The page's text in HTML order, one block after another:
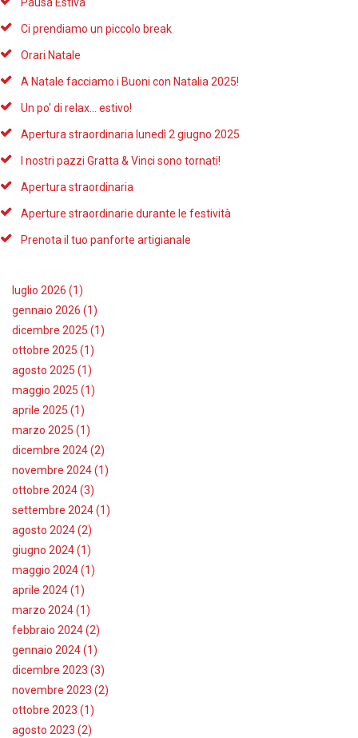
Pausa Estiva
Ci prendiamo un piccolo break
Orari Natale
A Natale facciamo i Buoni con Natalia 2025!
Un po' di relax... estivo!
Apertura straordinaria lunedì 2 giugno 2025
I nostri pazzi Gratta & Vinci sono tornati!
Apertura straordinaria
Aperture straordinarie durante le festività
Prenota il tuo panforte artigianale
luglio 2026 (1)
gennaio 2026 (1)
dicembre 2025 (1)
ottobre 2025 (1)
agosto 2025 (1)
maggio 2025 (1)
aprile 2025 (1)
marzo 2025 (1)
dicembre 2024 (2)
novembre 2024 (1)
ottobre 2024 (3)
settembre 2024 (1)
agosto 2024 (2)
giugno 2024 (1)
maggio 2024 (1)
aprile 2024 (1)
marzo 2024 (1)
febbraio 2024 (2)
gennaio 2024 (1)
dicembre 2023 (3)
novembre 2023 (2)
ottobre 2023 (1)
agosto 2023 (2)